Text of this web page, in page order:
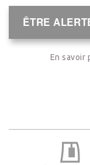
ÊTRE
En savoir